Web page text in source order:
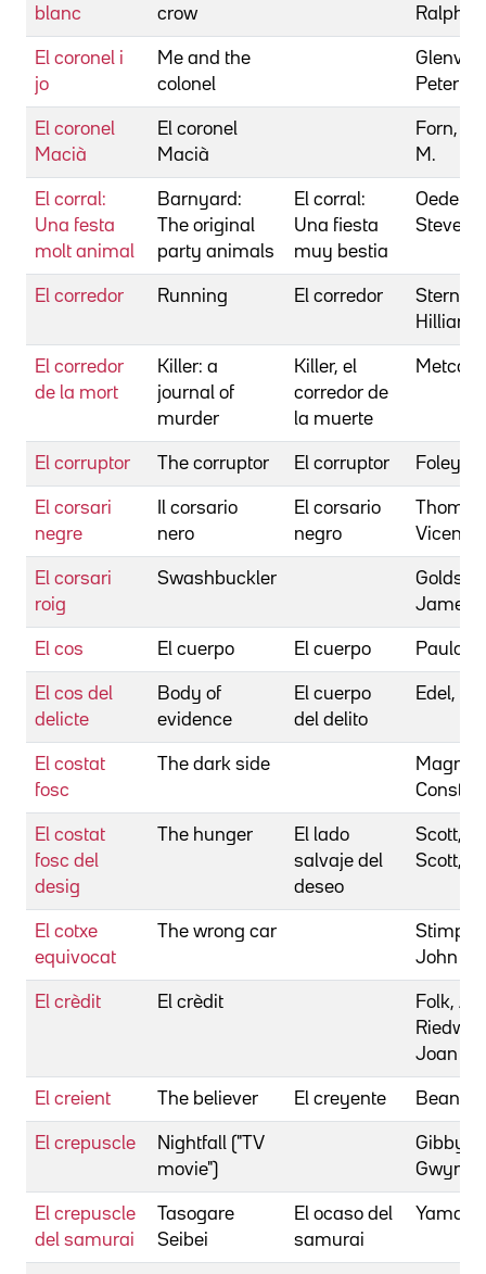
blanc crow Ralph
El coronel i
jo
Me and the
colonel
Peter
El coronel
Macià
El coronel
Macià
Forn,
M.
El corral:
Una festa
molt animal
Barnyard:
The original
party animals
El corral:
Una fiesta
muy bestia
Steve
El corredor Running El corredor
Stern,
Hilliard
El corredor
de la mort
Killer: a
journal of
murder
Killer, el
corredor de
la muerte
El corruptor The corruptor El corruptor Foley,
El corsari
negre
Il corsario
nero
El corsario
negro
Vicent
El corsari
roig
Swashbuckler
James
El cos El cuerpo El cuerpo Paulo,
El cos del
delicte
Body of
evidence
El cuerpo
del delito
Edel, Uli
El costat
fosc
The dark side
El costat
fosc del
desig
The hunger
El lado
salvaje del
deseo
Scott,
Scott,
El cotxe
equivocat
The wrong car
John
El crèdit El crèdit
Folk,
Joan
El creient The believer El creyente Bean,
El crepuscle
Nightfall ("TV
movie")
Gibby,
El crepuscle
del samurai
Tasogare
Seibei
El ocaso del
samurai